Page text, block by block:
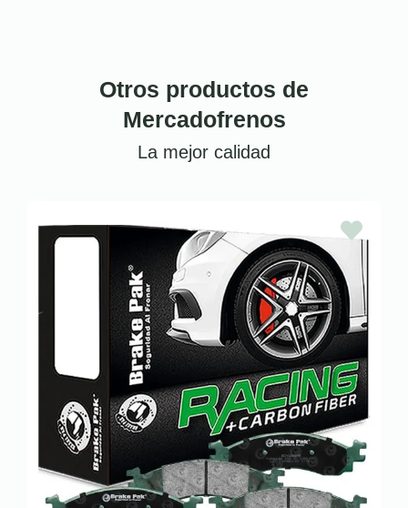
Otros productos de
Mercadofrenos
La mejor calidad